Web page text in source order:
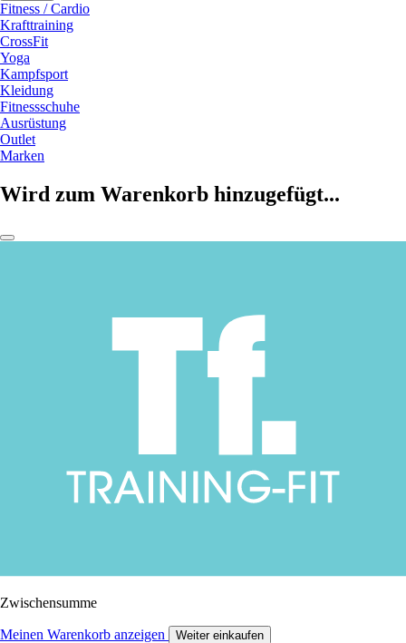
Fitness / Cardio
Krafttraining
CrossFit
Yoga
Kampfsport
Kleidung
Fitnessschuhe
Ausrüstung
Outlet
Marken
Wird zum Warenkorb hinzugefügt...
Zwischensumme
Meinen Warenkorb anzeigen Weiter einkaufen